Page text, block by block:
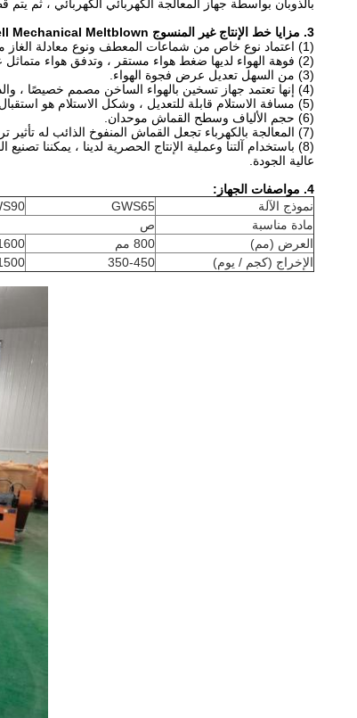
بالذوبان بواسطة جهاز المعالجة الكهربائي الكهربائي ، ثم
3. مزايا خط الإنتاج غير المنسوج Gwell Mechanical Meltblown
(1) اعتماد نوع خاص من شماعات المعطف ونوع معادلة الغاز مع حقوق الملكية الفكرية المستقلة ، وتوزيع الذوبان متساوي.
(2) فوهة الهواء لديها ضغط هواء مستقر ، وتدفق هواء متماثل على كلا الجانبين ، وتدفق هواء موحد في اتجاه العرض.
(3) من السهل تعديل عرض فجوة الهواء.
(4) إنها تعتمد جهاز تسخين بالهواء الساخن مصمم خصيصًا ، والذي يتميز بكفاءة تسخين جيدة جدًا وكفاءة تبادل حراري ممتازة ، واستهلاك منخفض للطاقة.
(5) مسافة الاستلام قابلة للتعديل ، وشكل الاستلام هو استقبال شبكة مسطحة ، وهو مناسب للصيانة.
(6) حجم الألياف وسطح القماش موحدان.
(7) المعالجة بالكهرباء تجعل القماش المنفوخ الذائب له تأثير ترشيح جيد.هناك طريقتان للكهرباء ، إحداهما بالكهرباء ، والأخرى هي إلكتريت الماء.
عالية الجودة.
4. مواصفات الجهاز:
نموذج الآلة
GWS65
مادة مناسبة
ص
العرض (مم)
800 مم 1600
الإخراج (كجم / يوم)
350-450